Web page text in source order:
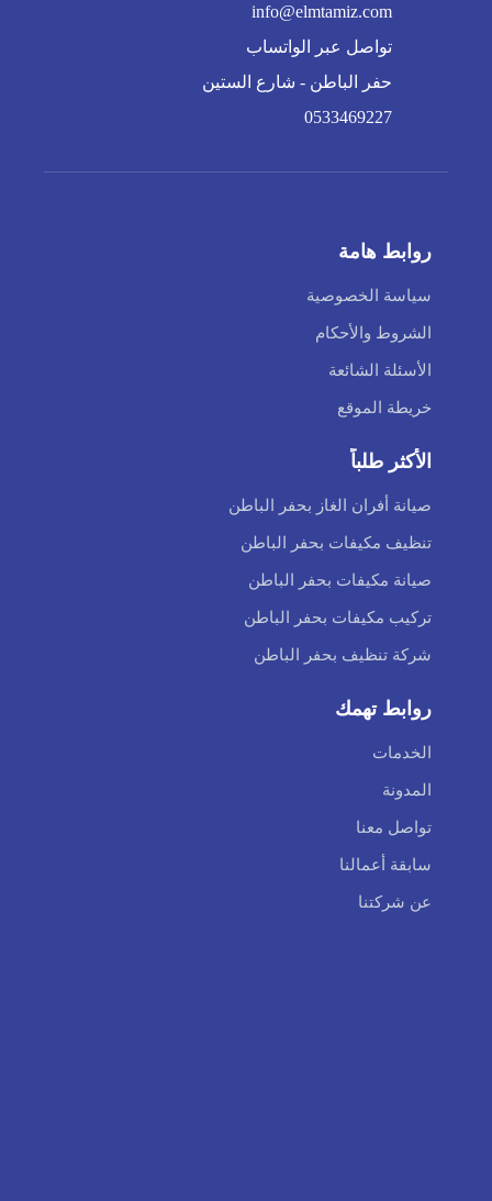
info@elmtamiz.com
تواصل عبر الواتساب
حفر الباطن - شارع الستين
0533469227
روابط هامة
سياسة الخصوصية
الشروط والأحكام
الأسئلة الشائعة
خريطة الموقع
الأكثر طلباً
صيانة أفران الغاز بحفر الباطن
تنظيف مكيفات بحفر الباطن
صيانة مكيفات بحفر الباطن
تركيب مكيفات بحفر الباطن
شركة تنظيف بحفر الباطن
روابط تهمك
الخدمات
المدونة
تواصل معنا
سابقة أعمالنا
عن شركتنا